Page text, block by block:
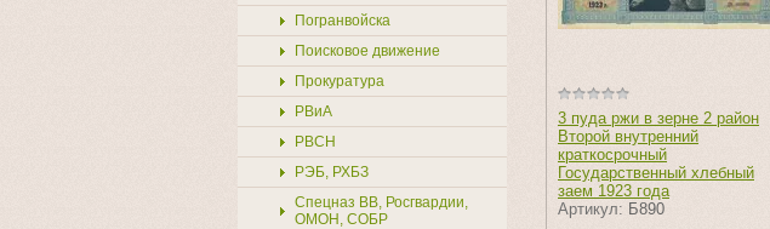
Погранвойска
Поисковое движение
Прокуратура
РВиА
РВСН
РЭБ, РХБЗ
Спецназ ВВ, Росгвардии,
ОМОН, СОБР
3 пуда ржи в зерне 2 район
Второй внутренний
краткосрочный
Государственный хлебный
заем 1923 года
Артикул: Б890